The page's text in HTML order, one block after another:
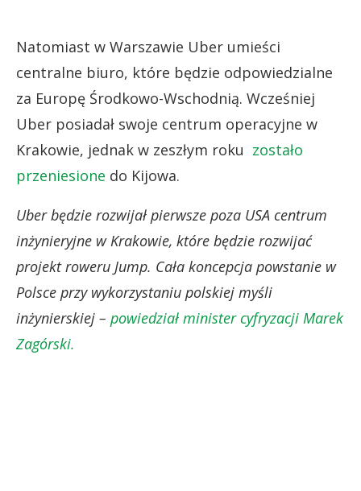
Natomiast w Warszawie Uber umieści
centralne biuro, które będzie odpowiedzialne
za Europę Środkowo-Wschodnią. Wcześniej
Uber posiadał swoje centrum operacyjne w
Krakowie, jednak w zeszłym roku zostało
przeniesione do Kijowa.
Uber będzie rozwijał pierwsze poza USA centrum
inżynieryjne w Krakowie, które będzie rozwijać
projekt roweru Jump. Cała koncepcja powstanie w
Polsce przy wykorzystaniu polskiej myśli
inżynierskiej – powiedział minister cyfryzacji Marek
Zagórski.